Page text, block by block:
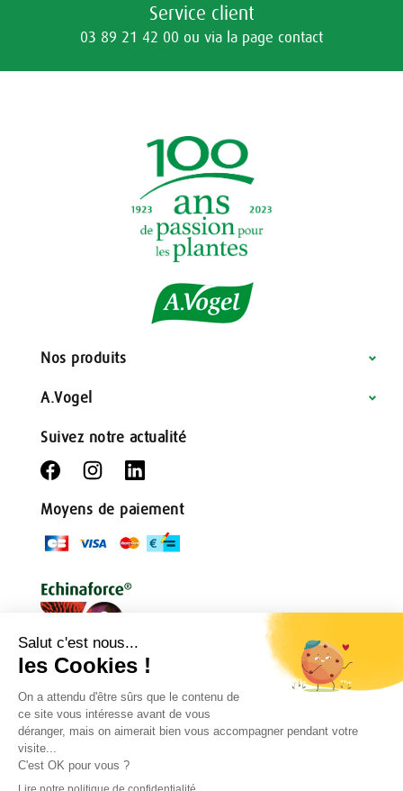
Service client
03 89 21 42 00 ou via la page contact
Nos produits
A.Vogel
Suivez notre actualité
Moyens de paiement
Conditions générales Règlement de jeu
Mentions légales